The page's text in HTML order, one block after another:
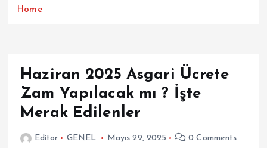
Home
Haziran 2025 Asgari Ücrete
Zam Yapılacak mı ? İşte
Merak Edilenler
Editor GENEL Mayıs 29, 2025 0 Comments